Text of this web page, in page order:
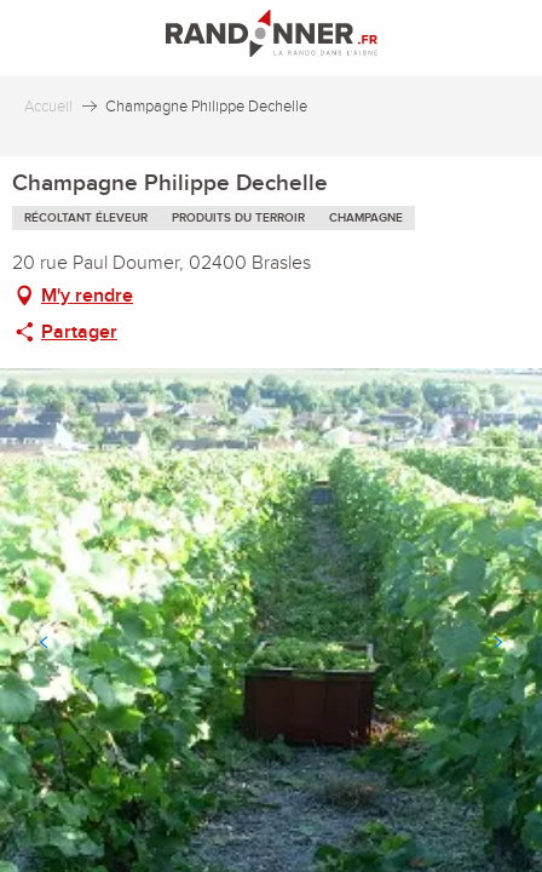
principal
Accueil Champagne Philippe Dechelle
Champagne Philippe Dechelle
RÉCOLTANT ÉLEVEUR PRODUITS DU TERROIR CHAMPAGNE
20 rue Paul Doumer, 02400 Brasles
M'y rendre
Partager